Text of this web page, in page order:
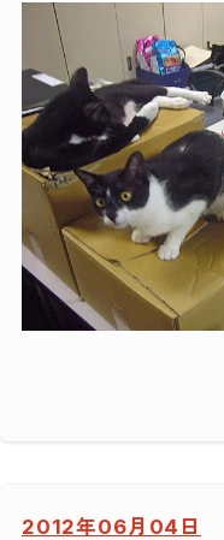
2012年06月04日